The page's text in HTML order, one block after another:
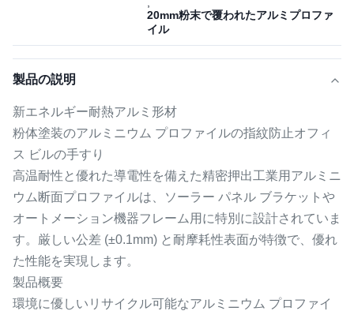
20mm粉末で覆われたアルミプロファ
イル
製品の説明
新エネルギー耐熱アルミ形材
粉体塗装のアルミニウム プロファイルの指紋防止オフィ
ス ビルの手すり
高温耐性と優れた導電性を備えた精密押出工業用アルミニ
ウム断面プロファイルは、ソーラー パネル ブラケットや
オートメーション機器フレーム用に特別に設計されていま
す。厳しい公差 (±0.1mm) と耐摩耗性表面が特徴で、優れ
た性能を実現します。
製品概要
環境に優しいリサイクル可能なアルミニウム プロファイ